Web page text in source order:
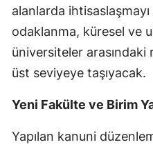
alanlarda
odaklanma, küresel ve
üniversiteler
üst seviyeye taşıyacak.
Yeni Fakülte ve Birim
Yapılan kanuni